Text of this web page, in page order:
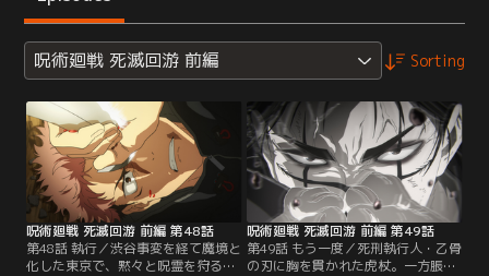
呪術廻戦 死滅回游 前編 Sorting
呪術廻戦 死滅回游 前編 第48話
第48話 執行／渋谷事変を経て魔境と
化した東京で、黙々と呪霊を狩る虎
呪術廻戦 死滅回游 前編 第49話
第49話 もう一度／死刑執行人・乙骨
の刃に胸を貫かれた虎杖。一方脹相